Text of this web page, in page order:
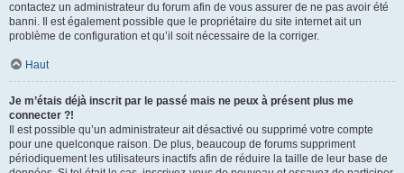
contactez un administrateur du forum afin de vous assurer de ne pas avoir été
banni. Il est également possible que le propriétaire du site internet ait un
problème de configuration et qu’il soit nécessaire de la corriger.
Haut
Je m’étais déjà inscrit par le passé mais ne peux à présent plus me
connecter ?!
Il est possible qu’un administrateur ait désactivé ou supprimé votre compte
pour une quelconque raison. De plus, beaucoup de forums suppriment
périodiquement les utilisateurs inactifs afin de réduire la taille de leur base de